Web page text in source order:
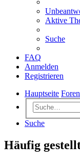
Aktive
Suche
FAQ
Anmelden
Registrieren
Hauptseite
Suche
Häufig